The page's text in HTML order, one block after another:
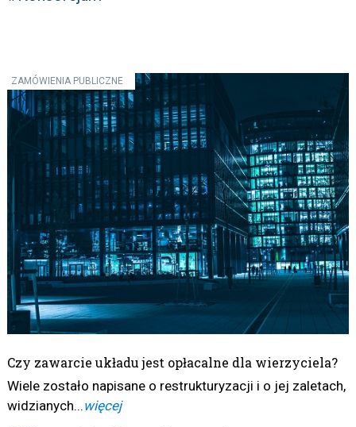
ZAMÓWIENIA PUBLICZNE
Czy zawarcie układu jest opłacalne dla wierzyciela?
Wiele zostało napisane o restrukturyzacji i o jej zaletach,
widzianych...więcej